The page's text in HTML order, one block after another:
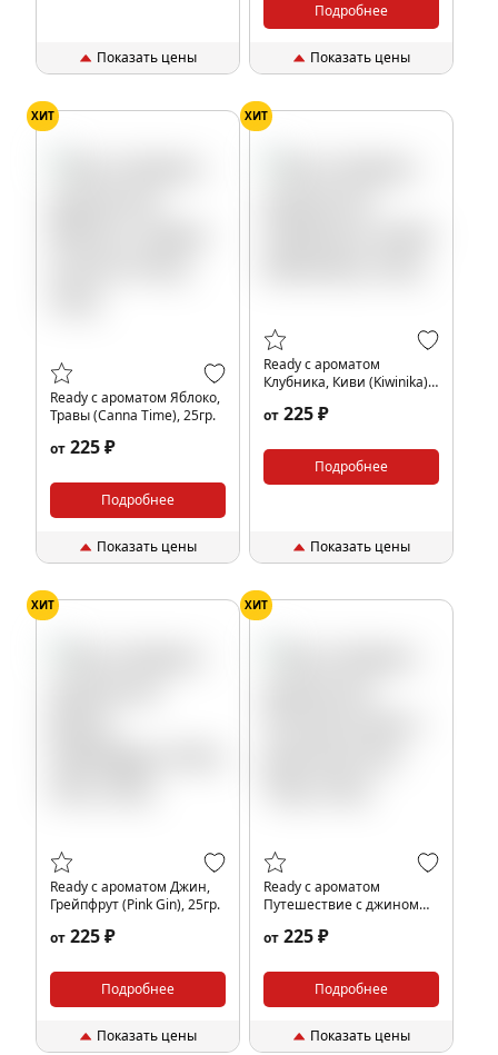
Показать цены
Подробнее
Показать цены
ХИТ
Ready с ароматом Яблоко,
Травы (Canna Time), 25гр.
от 225 ₽
Подробнее
Показать цены
ХИТ
Ready с ароматом
Клубника, Киви (Kiwinika),
от 225 ₽
Подробнее
Показать цены
ХИТ
Ready с ароматом Джин,
Грейпфрут (Pink Gin), 25гр.
от 225 ₽
Подробнее
Показать цены
ХИТ
Ready с ароматом
Путешествие с джином
от 225 ₽
Подробнее
Показать цены